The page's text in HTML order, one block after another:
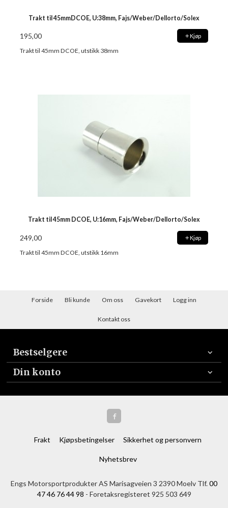
Trakt til 45mmDCOE, U:38mm, Fajs/Weber/Dellorto/Solex
195,00 Kjøp
Trakt til 45mm DCOE, utstikk 38mm
Trakt til 45mm DCOE, U:16mm, Fajs/Weber/Dellorto/Solex
249,00 Kjøp
Trakt til 45mm DCOE, utstikk 16mm
Forside Bli kunde Om oss Gavekort Logg inn
Kontakt oss
Bestselgere
Din konto
Frakt Kjøpsbetingelser Sikkerhet og personvern
Nyhetsbrev
Engs Motorsportprodukter AS Marisagveien 3 2390 Moelv Tlf.00
47 46 76 44 98 - Foretaksregisteret 925 503 649